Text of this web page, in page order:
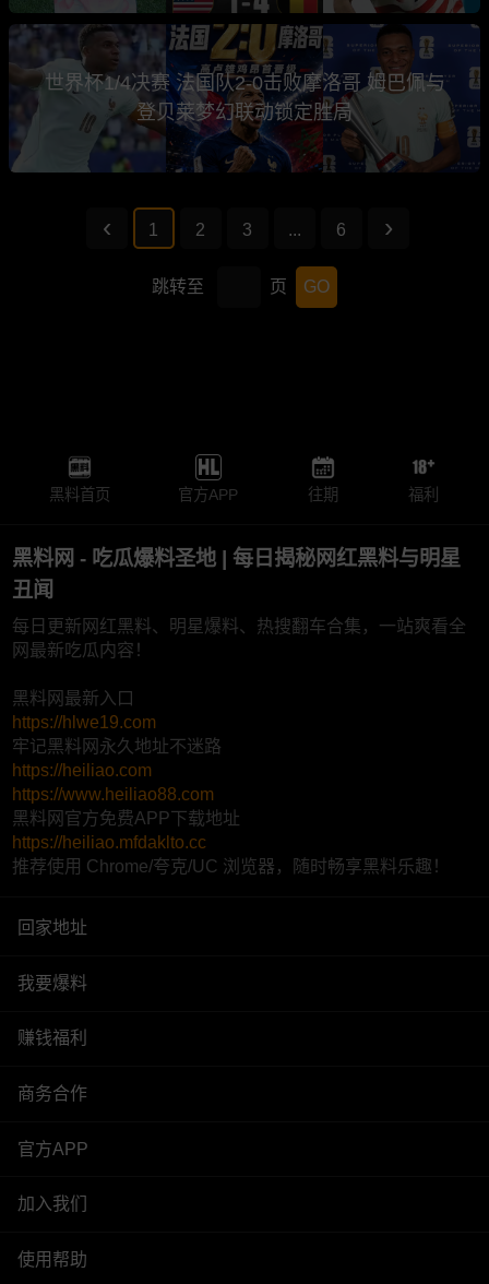
世界杯1/4决赛 法国队2-0击败摩洛哥 姆巴佩与
登贝莱梦幻联动锁定胜局
1 2 3 ... 6
跳转至 页 GO
黑料首页 官方APP 往期 福利
黑料网 - 吃瓜爆料圣地 | 每日揭秘网红黑料与明星
丑闻
每日更新网红黑料、明星爆料、热搜翻车合集，一站爽看全
网最新吃瓜内容！
黑料网最新入口
https://hlwe19.com
牢记黑料网永久地址不迷路
https://heiliao.com
https://www.heiliao88.com
黑料网官方免费APP下载地址
https://heiliao.mfdaklto.cc
推荐使用 Chrome/夸克/UC 浏览器，随时畅享黑料乐趣！
回家地址
我要爆料
赚钱福利
商务合作
官方APP
加入我们
使用帮助